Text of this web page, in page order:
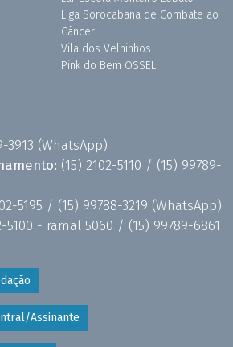
Liga Sorocabana de Combate ao
Câncer
Vila dos Velhinhos
Pink do Bem OSSEL
3913 (WhatsApp)
(15) 2102-5110 / (15) 99789-
5195 / (15) 99788-3219 (WhatsApp)
5100 - ramal 5060 / (15) 99789-6861
Assinante